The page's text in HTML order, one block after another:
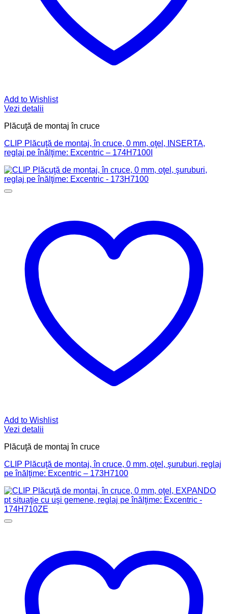
Add to Wishlist
Vezi detalii
Plăcuţă de montaj în cruce
CLIP Plăcuţă de montaj, în cruce, 0 mm, oţel, INSERTA,
reglaj pe înălţime: Excentric – 174H7100I
Add to Wishlist
Vezi detalii
Plăcuţă de montaj în cruce
CLIP Plăcuţă de montaj, în cruce, 0 mm, oţel, şuruburi, reglaj
pe înălţime: Excentric – 173H7100